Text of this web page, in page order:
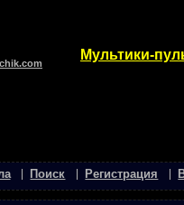
Мультики-
Поиск Регистрация